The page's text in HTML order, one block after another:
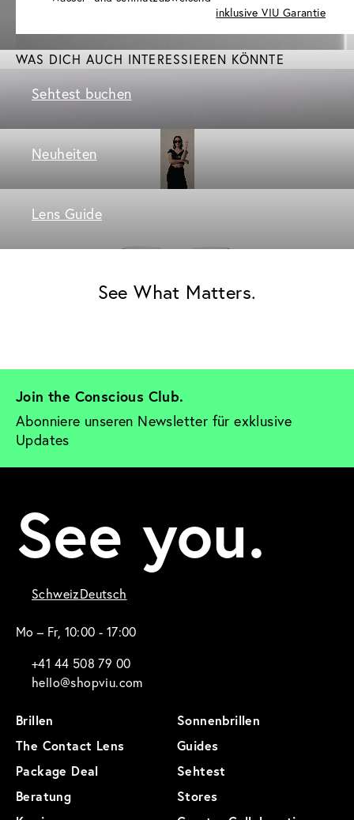
inklusive VIU Garantie
WAS DICH AUCH INTERESSIEREN KÖNNTE
Sehtest buchen
Neuheiten
Lens Guide
See What Matters.
Join the Conscious Club.
Abonniere unseren Newsletter für exklusive
Updates
See you.
SchweizDeutsch
Mo – Fr, 10:00 - 17:00
+41 44 508 79 00
hello@shopviu.com
Brillen
Sonnenbrillen
The Contact Lens
Guides
Package Deal
Sehtest
Beratung
Stores